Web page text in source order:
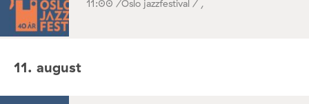
11:00 /Oslo jazzfestival / ,
11. august